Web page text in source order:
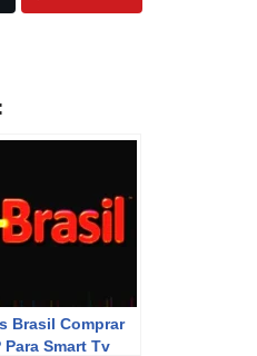
Brasil Comprar
Para Smart Tv